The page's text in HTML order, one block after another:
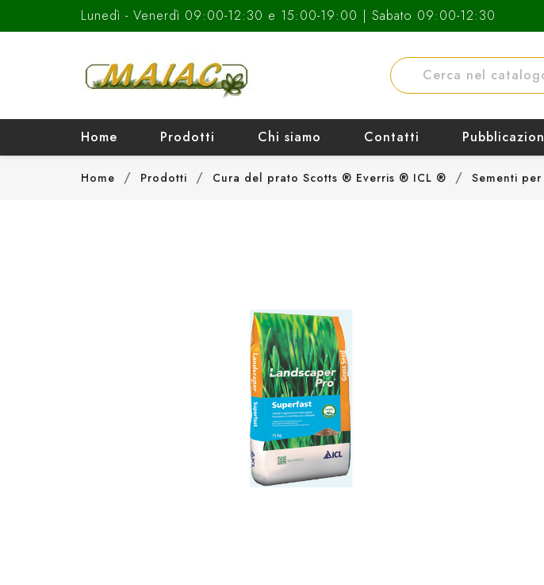
Lunedì - Venerdì 09:00-12:30 e 15:00-19:00 | Sabato 09:00-12:30
Home Prodotti Chi siamo Contatti
Home Prodotti Cura del prato Scotts ® Everris ® ICL ® Sementi